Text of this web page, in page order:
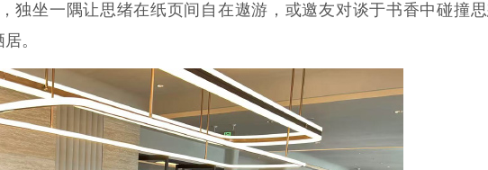
独坐一隅让思绪在纸页间自在遨游，或邀友对谈于书香中碰撞
。